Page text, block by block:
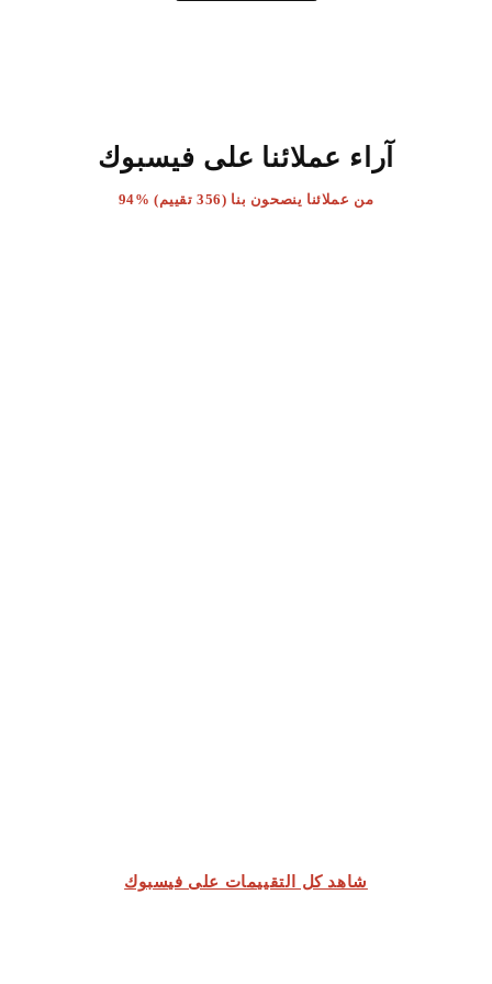
آراء عملائنا على فيسبوك
94% من عملائنا ينصحون بنا (356 تقييم)
شاهد كل التقييمات على فيسبوك